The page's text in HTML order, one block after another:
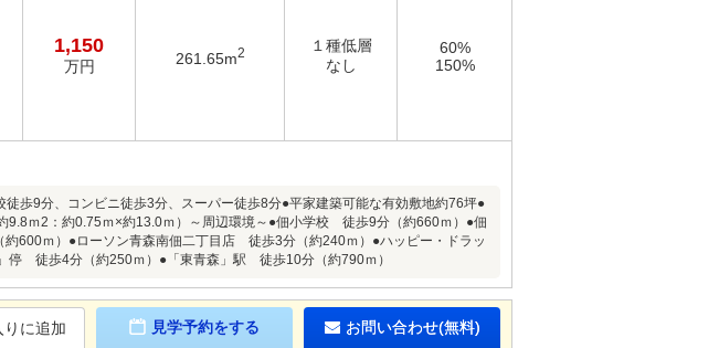
1,150
万円 261.65m2
１種低層
なし
60%
150%
歩9分、コンビニ徒歩3分、スーパー徒歩8分●平家建築可能な有効敷地約76坪●
9.8ｍ2：約0.75ｍ×約13.0ｍ）～周辺環境～●佃小学校 徒歩9分（約660ｍ）●佃
600ｍ）●ローソン青森南佃二丁目店 徒歩3分（約240ｍ）●ハッピー・ドラッ
停 徒歩4分（約250ｍ）●「東青森」駅 徒歩10分（約790ｍ）
りに追加 見学予約をする お問い合わせ(無料)